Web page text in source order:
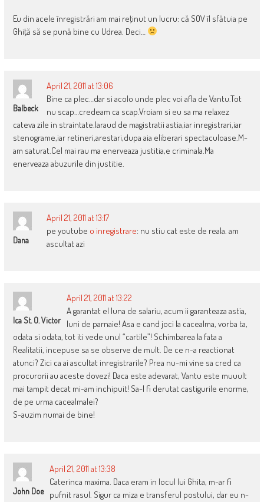
Eu din acele înregistrări am mai reţinut un lucru: că SOV îl sfătuia pe
Ghiţă să se pună bine cu Udrea. Deci…
Balbeck
April 21, 2011 at 13:06
Bine ca plec…dar si acolo unde plec voi afla de Vantu.Tot
nu scap…credeam ca scap.Vroiam si eu sa ma relaxez
cateva zile in straintate.Iaraud de magistratii astia,iar inregistrari,iar
stenograme,iar retineri,arestari,dupa aia eliberari spectaculoase.M-
am saturat.Cel mai rau ma enerveaza justitia,e criminala.Ma
enerveaza abuzurile din justitie.
Dana
April 21, 2011 at 13:17
pe youtube o inregistrare: nu stiu cat este de reala. am
ascultat azi
Ica St. O. Victor
April 21, 2011 at 13:22
A garantat el luna de salariu, acum ii garanteaza astia,
luni de parnaie! Asa e cand joci la cacealma, vorba ta,
odata si odata, tot iti vede unul “cartile”! Schimbarea la fata a
Realitatii, incepuse sa se observe de mult. De ce n-a reactionat
atunci? Zici ca ai ascultat inregistrarile? Prea nu-mi vine sa cred ca
procurorii au aceste dovezi! Daca este adevarat, Vantu este muuult
mai tampit decat mi-am inchipuit! Sa-l fi derutat castigurile enorme,
de pe urma cacealmalei?
S-auzim numai de bine!
John Doe
April 21, 2011 at 13:38
Caterinca maxima. Daca eram in locul lui Ghita, m-ar fi
pufnit rasul. Sigur ca miza e transferul postului, dar eu n-